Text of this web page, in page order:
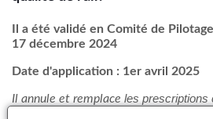
Il a été validé en Comité de
17 décembre 2024
Date d'application : 1er avril 2025
Il annule et remplace les prescriptions